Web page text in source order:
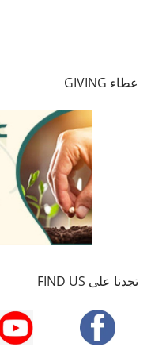
عطاء GIVING
تجدنا على FIND US